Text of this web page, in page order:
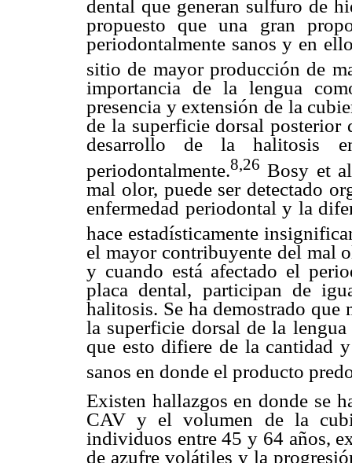
dental que generan sulfuro de
propuesto que una gran
periodontalmente sanos y en
sitio de mayor producción de
importancia de la lengua
presencia y extensión de la
de la superficie dorsal posterior
desarrollo de la halitosis
periodontalmente.8,26 Bosy et
mal olor, puede ser detectado
enfermedad periodontal y la
hace estadísticamente
el mayor contribuyente del mal
y cuando está afectado el
placa dental, participan de
halitosis. Se ha demostrado que
la superficie dorsal de la
que esto difiere de la cantidad
sanos en donde el producto
Existen hallazgos en donde se
CAV y el volumen de la
individuos entre 45 y 64 años,
de azufre volátiles y la